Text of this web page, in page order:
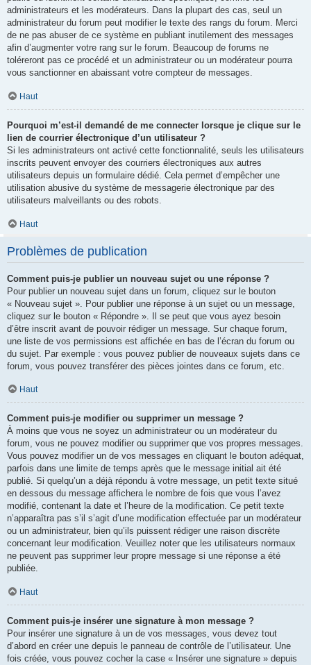
administrateurs et les modérateurs. Dans la plupart des cas, seul un
administrateur du forum peut modifier le texte des rangs du forum. Merci
de ne pas abuser de ce système en publiant inutilement des messages
afin d’augmenter votre rang sur le forum. Beaucoup de forums ne
toléreront pas ce procédé et un administrateur ou un modérateur pourra
vous sanctionner en abaissant votre compteur de messages.
Haut
Pourquoi m’est-il demandé de me connecter lorsque je clique sur le
lien de courrier électronique d’un utilisateur ?
Si les administrateurs ont activé cette fonctionnalité, seuls les utilisateurs
inscrits peuvent envoyer des courriers électroniques aux autres
utilisateurs depuis un formulaire dédié. Cela permet d’empêcher une
utilisation abusive du système de messagerie électronique par des
utilisateurs malveillants ou des robots.
Haut
Problèmes de publication
Comment puis-je publier un nouveau sujet ou une réponse ?
Pour publier un nouveau sujet dans un forum, cliquez sur le bouton
« Nouveau sujet ». Pour publier une réponse à un sujet ou un message,
cliquez sur le bouton « Répondre ». Il se peut que vous ayez besoin
d’être inscrit avant de pouvoir rédiger un message. Sur chaque forum,
une liste de vos permissions est affichée en bas de l’écran du forum ou
du sujet. Par exemple : vous pouvez publier de nouveaux sujets dans ce
forum, vous pouvez transférer des pièces jointes dans ce forum, etc.
Haut
Comment puis-je modifier ou supprimer un message ?
À moins que vous ne soyez un administrateur ou un modérateur du
forum, vous ne pouvez modifier ou supprimer que vos propres messages.
Vous pouvez modifier un de vos messages en cliquant le bouton adéquat,
parfois dans une limite de temps après que le message initial ait été
publié. Si quelqu’un a déjà répondu à votre message, un petit texte situé
en dessous du message affichera le nombre de fois que vous l’avez
modifié, contenant la date et l’heure de la modification. Ce petit texte
n’apparaîtra pas s’il s’agit d’une modification effectuée par un modérateur
ou un administrateur, bien qu’ils puissent rédiger une raison discrète
concernant leur modification. Veuillez noter que les utilisateurs normaux
ne peuvent pas supprimer leur propre message si une réponse a été
publiée.
Haut
Comment puis-je insérer une signature à mon message ?
Pour insérer une signature à un de vos messages, vous devez tout
d’abord en créer une depuis le panneau de contrôle de l’utilisateur. Une
fois créée, vous pouvez cocher la case « Insérer une signature » depuis